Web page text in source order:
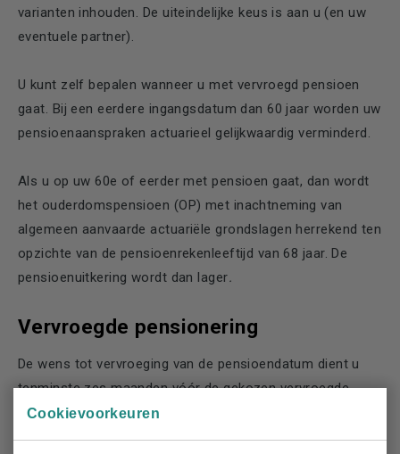
Cookievoorkeuren
varianten inhouden. De uiteindelijke keus is aan u (en uw
eventuele partner).
U kunt zelf bepalen wanneer u met vervroegd pensioen
gaat. Bij een eerdere ingangsdatum dan 60 jaar worden uw
pensioenaanspraken actuarieel gelijkwaardig verminderd.
Als u op uw 60e of eerder met pensioen gaat, dan wordt
het ouderdomspensioen (OP) met inachtneming van
algemeen aanvaarde actuariële grondslagen herrekend ten
opzichte van de pensioenrekenleeftijd van 68 jaar. De
pensioenuitkering wordt dan lager.
Vervroegde pensionering
De wens tot vervroeging van de pensioendatum dient u
tenminste zes maanden vóór de gekozen vervroegde
pensioendatum schriftelijk via onze
pensioenadministrateur Blue Sky Group kenbaar te maken.